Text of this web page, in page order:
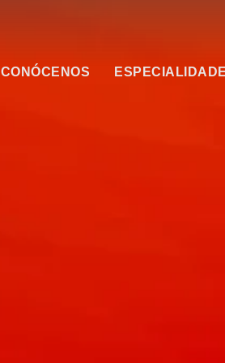
CONÓCENOS